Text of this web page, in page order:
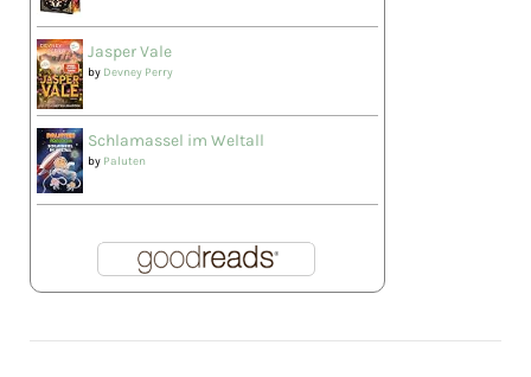
Jasper Vale
by Devney Perry
Schlamassel im Weltall
by Paluten